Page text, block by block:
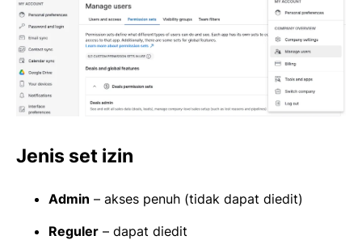
Jenis set izin
Admin – akses penuh (tidak dapat diedit)
Reguler – dapat diedit